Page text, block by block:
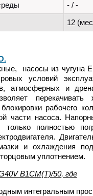
- / -
12
.
насосы из чугуна
условий
атмосферных и
перекачивать
рабочего
части насоса.
только полностью
и охлаждения
уплотнением.
B1СM(T)/50, где
интегральным